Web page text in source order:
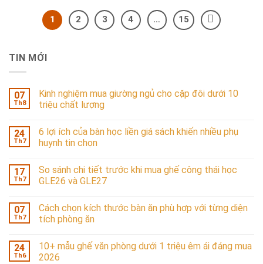
1 2 3 4 … 15
TIN MỚI
07
Th8
Kinh nghiệm mua giường ngủ cho cặp đôi dưới 10
triệu chất lượng
24
Th7
6 lợi ích của bàn học liền giá sách khiến nhiều phụ
huynh tin chọn
17
Th7
So sánh chi tiết trước khi mua ghế công thái học
GLE26 và GLE27
07
Th7
Cách chọn kích thước bàn ăn phù hợp với từng diện
tích phòng ăn
24
Th6
10+ mẫu ghế văn phòng dưới 1 triệu êm ái đáng mua
2026